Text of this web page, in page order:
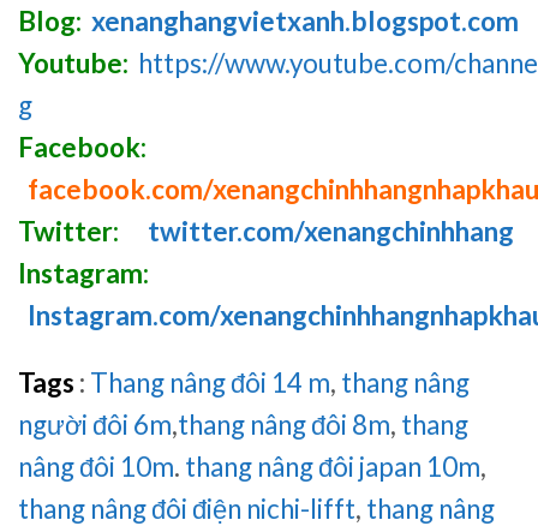
Blog: xenanghangvietxanh.blogspot.com
Youtube: https://www.youtube.com/
g
Facebook:
facebook.com/xenangchinhhangnhapkhau
Twitter:
twitter.com/xenangchinhhang
Instagram:
Instagram.com/
Tags : Thang nâng đôi 14 m, thang nâng
người đôi 6m,thang nâng đôi 8m, thang
nâng đôi 10m. thang nâng đôi japan 10m,
thang nâng đôi điện nichi-lifft, thang nâng